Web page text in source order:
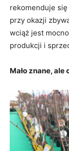
rekomenduje
przy okazji
wciąż jest
produkcji i
Mało znane,